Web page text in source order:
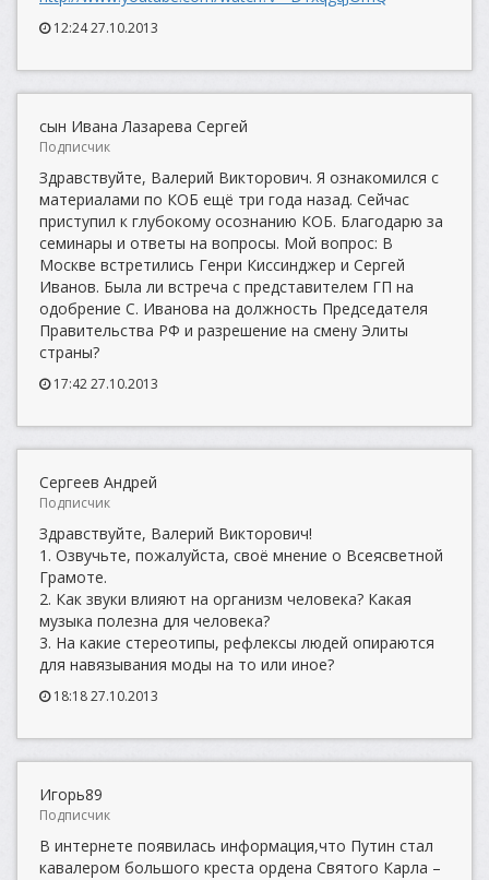
12:24 27.10.2013
сын Ивана Лазарева Сергей
Подписчик
Здравствуйте, Валерий Викторович. Я ознакомился с
материалами по КОБ ещё три года назад. Сейчас
приступил к глубокому осознанию КОБ. Благодарю за
семинары и ответы на вопросы. Мой вопрос: В
Москве встретились Генри Киссинджер и Сергей
Иванов. Была ли встреча с представителем ГП на
одобрение С. Иванова на должность Председателя
Правительства РФ и разрешение на смену Элиты
страны?
17:42 27.10.2013
Сергеев Андрей
Подписчик
Здравствуйте, Валерий Викторович!
1. Озвучьте, пожалуйста, своё мнение о Всеясветной
Грамоте.
2. Как звуки влияют на организм человека? Какая
музыка полезна для человека?
3. На какие стереотипы, рефлексы людей опираются
для навязывания моды на то или иное?
18:18 27.10.2013
Игорь89
Подписчик
В интернете появилась информация,что Путин стал
кавалером большого креста ордена Святого Карла –